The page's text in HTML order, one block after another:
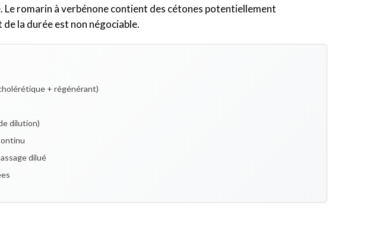
romarin à verbénone contient des cétones potentiellement
la durée est non négociable.
+ régénérant)
dilution)
dilué